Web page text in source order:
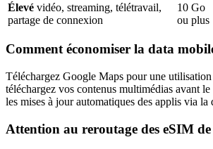
Élevé vidéo, streaming, télétravail,
partage de connexion
10 Go
ou plus
Comment économiser la data
Téléchargez Google Maps pour une
téléchargez vos contenus multimédias avant
les mises à jour automatiques des applis via la
Attention au reroutage des eSIM